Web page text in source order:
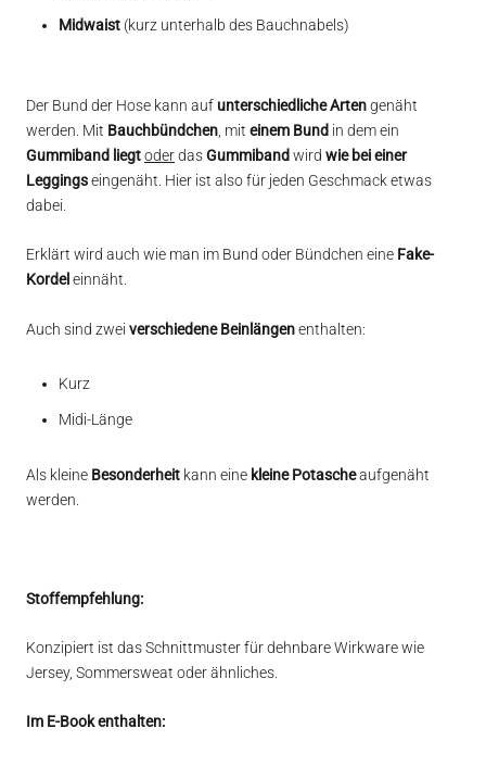
Midwaist (kurz unterhalb des Bauchnabels)
Der Bund der Hose kann auf unterschiedliche Artengenäht
werden. Mit Bauchbündchen , mit einem Bund in dem ein
Gummiband liegtoderdasGummibandwird wie bei einer
Leggingseingenäht. Hier ist also für jeden Geschmack etwas
dabei.
Erklärt wird auch wie man im Bund oder Bündchen eine Fake-
Kordel einnäht.
Auch sind zwei verschiedene Beinlängenenthalten:
Kurz
Midi-Länge
Als kleine Besonderheit kann eine kleine Potascheaufgenäht
werden.
Stoffempfehlung:
Konzipiert ist das Schnittmuster für dehnbare Wirkware wie
Jersey, Sommersweat oder ähnliches.
Im E-Book enthalten: